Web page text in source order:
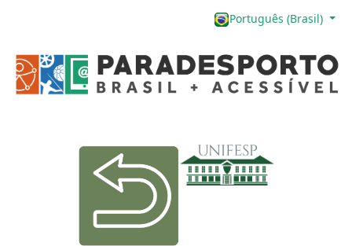
Português (Brasil)